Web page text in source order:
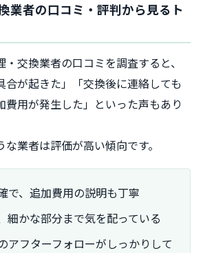
業者の口コミ・評判から見るト
交換業者の口コミを調査すると、
合が起きた」「交換後に連絡しても
費用が発生した」といった声もあり
業者は評価が高い傾向です。
で、追加費用の説明も丁寧
細かな部分まで気を配っている
アフターフォローがしっかりして